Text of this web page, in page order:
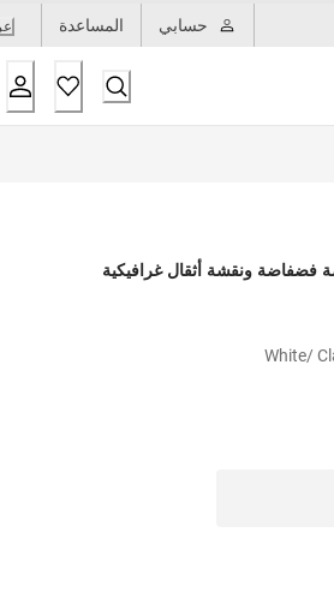
حسابي المساعدة
فضفاضة ونقشة أثقال غرافيكية
White/